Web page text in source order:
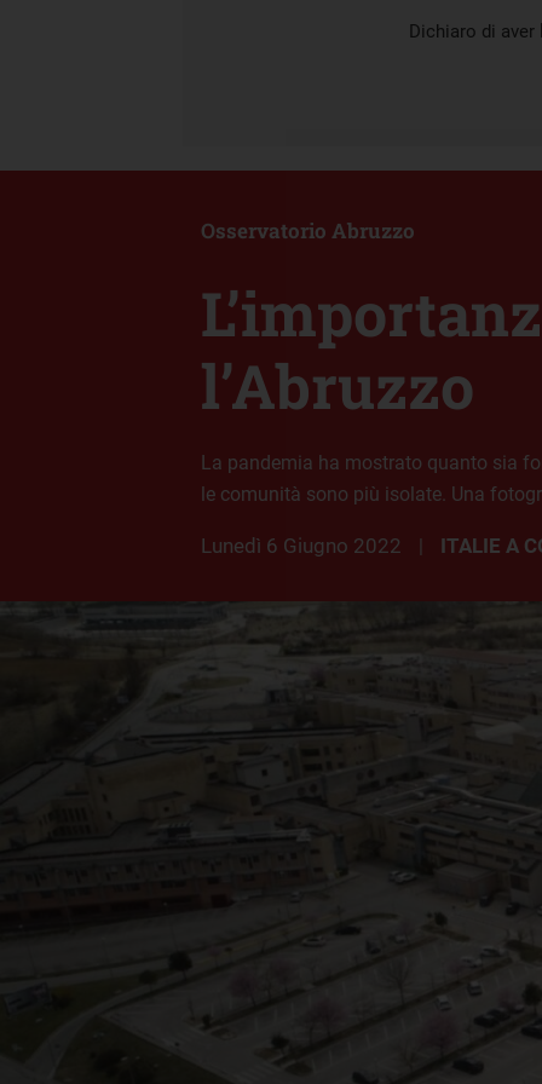
Dichiaro di aver
l’Abruzzo
Osservatorio Abruzzo
La pandemia ha mostrato quanto sia
le comunità sono più isolate. Una
lunedì 6 Giugno 2022 ITALIE A